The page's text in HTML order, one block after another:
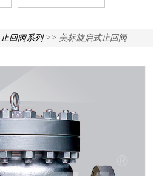
止回阀系列>> 美标旋启式止回阀